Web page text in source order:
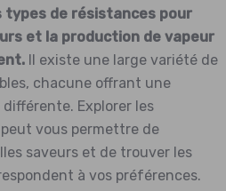
types de résistances pour
et la production de vapeur
Il existe une large variété de
chacune offrant une
Explorer les
vous permettre de
saveurs et de trouver les
à vos préférences.